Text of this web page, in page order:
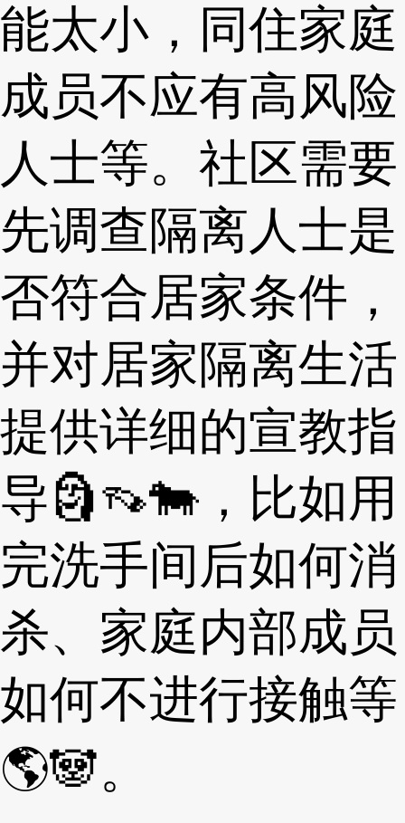
能太小，同住家庭
成员不应有高风险
人士等。社区需要
先调查隔离人士是
否符合居家条件，
并对居家隔离生活
提供详细的宣教指
导🗿👡🐄，比如用
完洗手间后如何消
杀、家庭内部成员
如何不进行接触等
🌎🐼。